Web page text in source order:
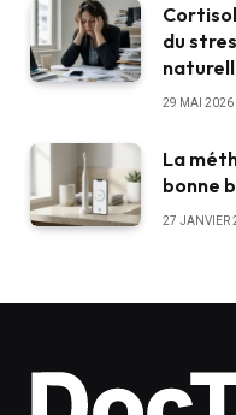
du
29 MAI 2026
La
bonne
27 JANVIER